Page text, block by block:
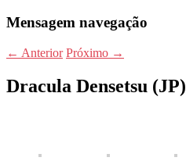
Mensagem navegação
← Anterior Próximo →
Dracula Densetsu (JP)